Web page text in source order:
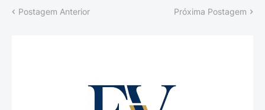
Postagem Anterior Próxima Postagem